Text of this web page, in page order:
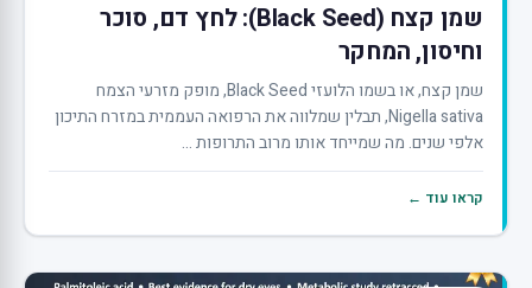
שמן קצח (Black Seed): לחץ דם, סוכר
וחיסון, המחקר
שמן קצח, או בשמו הלועזי Black Seed, מופק מזרעי הצמח
Nigella sativa, תבלין שמלווה את הרפואה העממית במזרח התיכון
אלפי שנים. מה שמייחד אותו מרוב התרופות ...
קראו עוד ←